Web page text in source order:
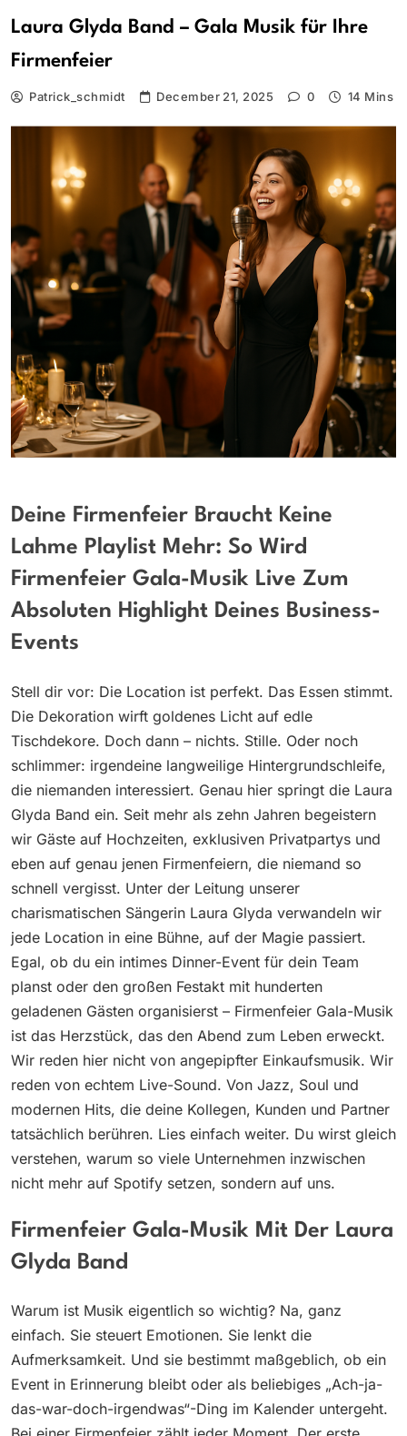
Laura Glyda Band – Gala Musik für Ihre
Firmenfeier
Patrick_schmidt December 21, 2025 0 14 Mins
Deine Firmenfeier Braucht Keine
Lahme Playlist Mehr: So Wird
Firmenfeier Gala-Musik Live Zum
Absoluten Highlight Deines Business-
Events
Stell dir vor: Die Location ist perfekt. Das Essen stimmt.
Die Dekoration wirft goldenes Licht auf edle
Tischdekore. Doch dann – nichts. Stille. Oder noch
schlimmer: irgendeine langweilige Hintergrundschleife,
die niemanden interessiert. Genau hier springt die Laura
Glyda Band ein. Seit mehr als zehn Jahren begeistern
wir Gäste auf Hochzeiten, exklusiven Privatpartys und
eben auf genau jenen Firmenfeiern, die niemand so
schnell vergisst. Unter der Leitung unserer
charismatischen Sängerin Laura Glyda verwandeln wir
jede Location in eine Bühne, auf der Magie passiert.
Egal, ob du ein intimes Dinner-Event für dein Team
planst oder den großen Festakt mit hunderten
geladenen Gästen organisierst – Firmenfeier Gala-Musik
ist das Herzstück, das den Abend zum Leben erweckt.
Wir reden hier nicht von angepipfter Einkaufsmusik. Wir
reden von echtem Live-Sound. Von Jazz, Soul und
modernen Hits, die deine Kollegen, Kunden und Partner
tatsächlich berühren. Lies einfach weiter. Du wirst gleich
verstehen, warum so viele Unternehmen inzwischen
nicht mehr auf Spotify setzen, sondern auf uns.
Firmenfeier Gala-Musik Mit Der Laura
Glyda Band
Warum ist Musik eigentlich so wichtig? Na, ganz
einfach. Sie steuert Emotionen. Sie lenkt die
Aufmerksamkeit. Und sie bestimmt maßgeblich, ob ein
Event in Erinnerung bleibt oder als beliebiges „Ach-ja-
das-war-doch-irgendwas“-Ding im Kalender untergeht.